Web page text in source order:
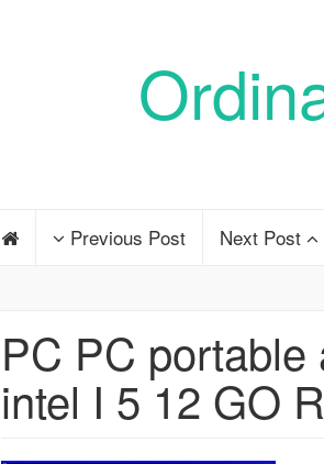
Previous Post Next Post
PC PC
intel I 5 12 GO